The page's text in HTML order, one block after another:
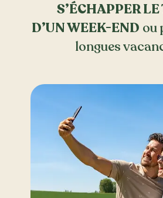
S’ÉCHAPPER
D’UN WEEK-END ou
longues